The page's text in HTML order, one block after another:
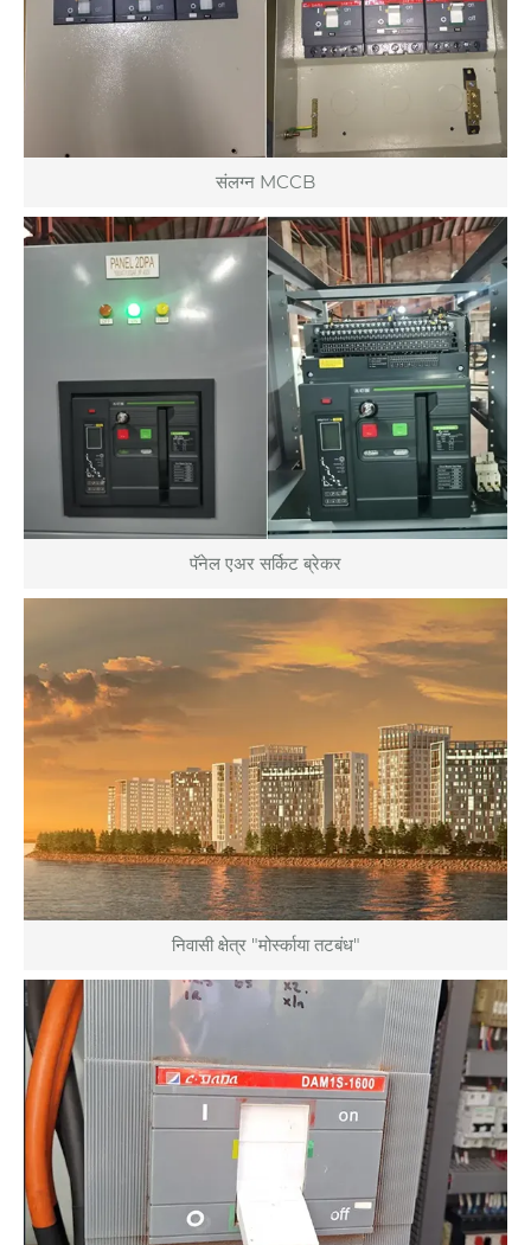
संलग्न MCCB
पॅनेल एअर सर्किट ब्रेकर
निवासी क्षेत्र "मोर्स्काया तटबंध"